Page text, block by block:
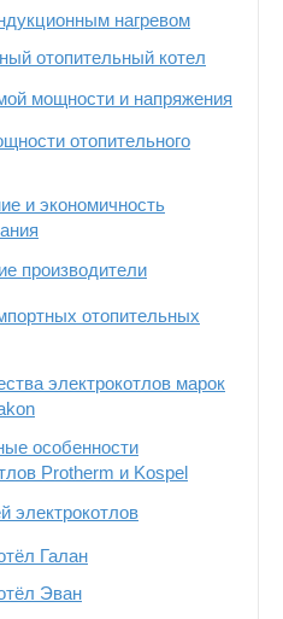
нагревом
отопительный котел
мощности и напряжения
отопительного
и экономичность
производители
отопительных
электрокотлов марок
особенности
Protherm и Kospel
электрокотлов
Галан
Эван